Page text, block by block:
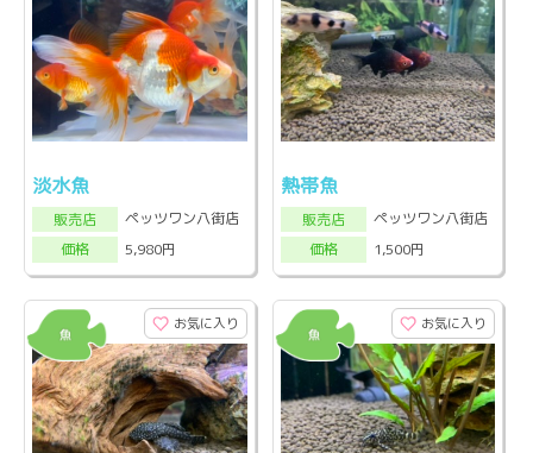
淡水魚
販売店
ペッツワン八街店
価格
5,980円
熱帯魚
販売店
ペッツワン八街店
価格
1,500円
お気に入り お気に入り